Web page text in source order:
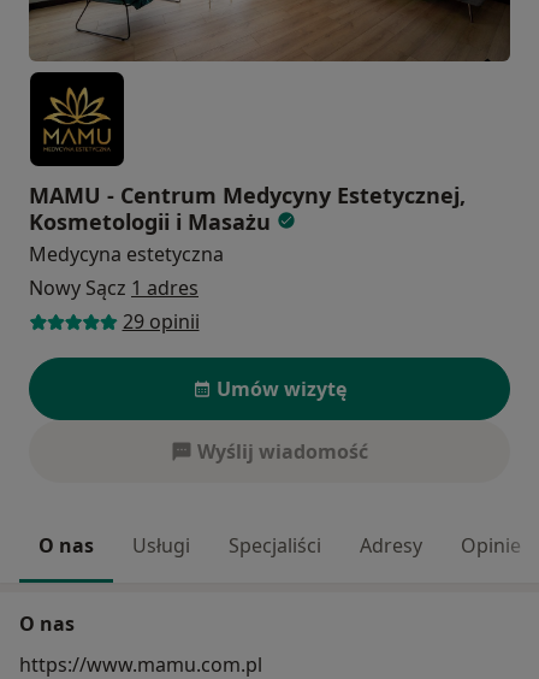
MAMU - Centrum Medycyny Estetycznej,
Kosmetologii i Masażu
Medycyna estetyczna
Nowy Sącz 1 adres
29 opinii
Umów wizytę
Wyślij wiadomość
O nas Usługi Specjaliści Adresy Opinie
O nas
https://www.mamu.com.pl